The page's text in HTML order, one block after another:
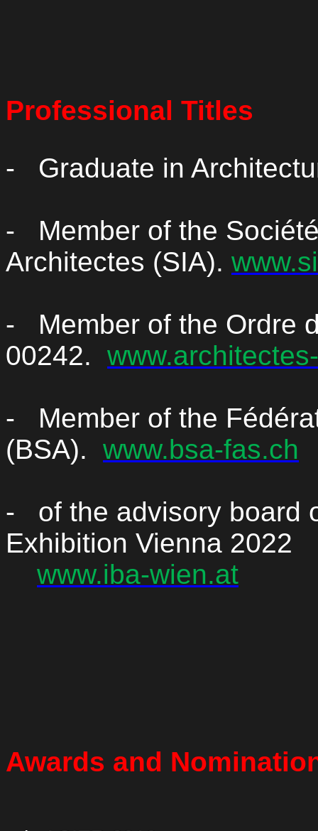
Professional Titles
-
Graduate in
- Member of the
Architectes (SIA).
- Member of the Ordre
00242.
- Member of the
(BSA). www.bsa-fas.ch
-
of the advisory board
Exhibition Vienna 2022
www.iba-wien.at
Awards and